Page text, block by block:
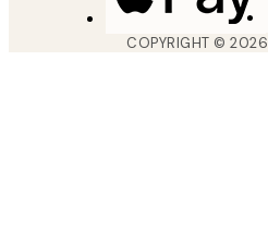
COPYRIGHT ©2026